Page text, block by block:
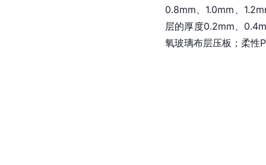
0.8mm、1.0mm、
层的厚度0.2mm、
氧玻璃布层压板；柔性